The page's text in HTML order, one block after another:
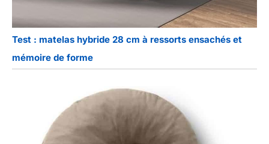
Test : matelas hybride 28 cm à ressorts ensachés et
mémoire de forme